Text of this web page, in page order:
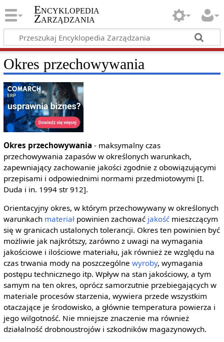
Encyklopedia
Zarządzania
Okres przechowywania
Okres przechowywania - maksymalny czas
przechowywania zapasów w określonych warunkach,
zapewniający zachowanie jakości zgodnie z obowiązującymi
przepisami i odpowiednimi normami przedmiotowymi [I.
Duda i in. 1994 str 912].
Orientacyjny okres, w którym przechowywany w określonych
warunkach materiałpowinien zachować jakośćmieszczącym
się w granicach ustalonych tolerancji. Okres ten powinien być
możliwie jak najkrótszy, zarówno z uwagi na wymagania
jakościowe i ilościowe materiału, jak również ze względu na
czas trwania mody na poszczególne wyroby, wymagania
postępu technicznego itp. Wpływ na stan jakościowy, a tym
samym na ten okres, oprócz samorzutnie przebiegających w
materiale procesów starzenia, wywiera przede wszystkim
otaczające je środowisko, a głównie temperatura powierza i
jego wilgotność. Nie mniejsze znaczenie ma również
działalność drobnoustrojów i szkodników magazynowych.